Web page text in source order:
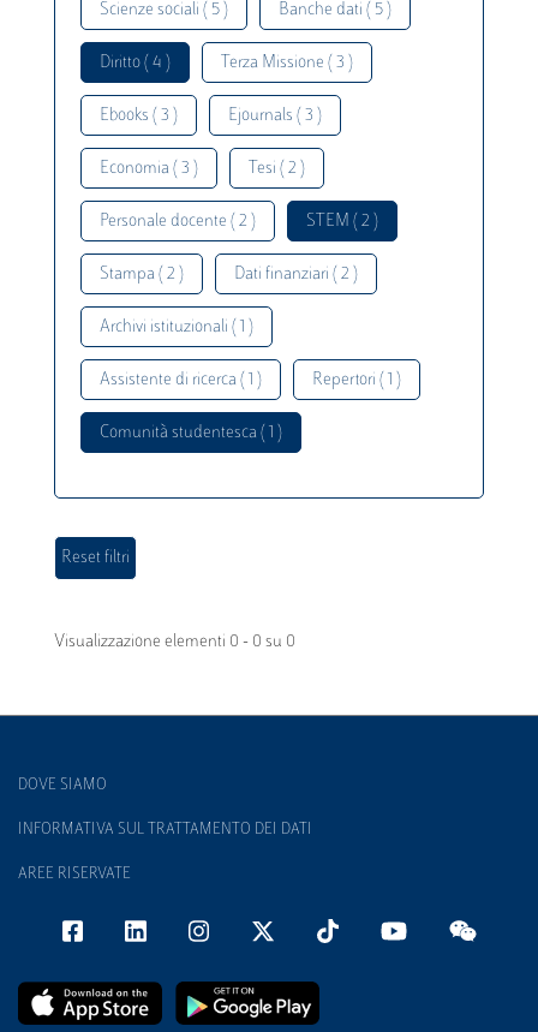
Scienze sociali ( 5 ) Banche dati ( 5 )
Diritto ( 4 ) Terza Missione ( 3 )
Ebooks ( 3 ) Ejournals ( 3 )
Economia ( 3 ) Tesi ( 2 )
Personale docente ( 2 ) STEM ( 2 )
Stampa ( 2 ) Dati finanziari ( 2 )
Archivi istituzionali ( 1 )
Assistente di ricerca ( 1 ) Repertori ( 1 )
Comunità studentesca ( 1 )
Visualizzazione elementi 0 - 0 su 0
DOVE SIAMO
INFORMATIVA SUL TRATTAMENTO DEI DATI
AREE RISERVATE